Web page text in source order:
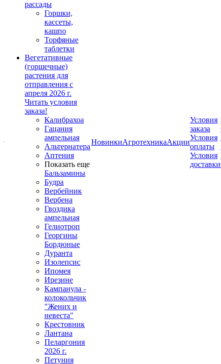
рассады
Горшки,
кассеты,
кашпо
Торфяные
таблетки
Вегетативные
(горшечные)
растения для
отправления с
апреля 2026 г.
Читать условия
заказа!
Калибрахоа
Гацания
ампельная
Альтернатера
Аптения
Показать еще
Бальзамины
Будра
Вербейник
Вербена
Гвоздика
ампельная
Гелиотроп
Георгины
Бордюные
Дуранта
Изолепсис
Ипомея
Ирезине
Кампанула -
колокольчик
"Жених и
невеста"
Крестовник
Лантана
Пеларгония
2026 г.
Петуния
НовинкиАгротехникаАкции
Условия
заказа
Условия
оплаты
Условия
доставки